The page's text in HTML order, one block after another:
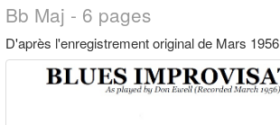
Bb Maj - 6 pages
D'après l'enregistrement original de Mars 1956